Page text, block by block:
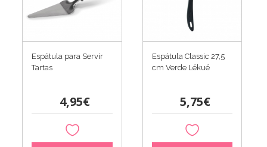
Espátula para Servir
Tartas
4,95€
Espátula Classic 27,5
cm Verde Lékué
5,75€